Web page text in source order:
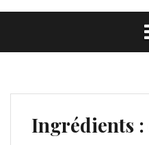
Ingrédients :